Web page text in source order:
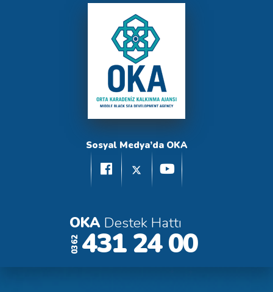
Sosyal Medya’da OKA
OKA Destek Hattı
0362 431 24 00